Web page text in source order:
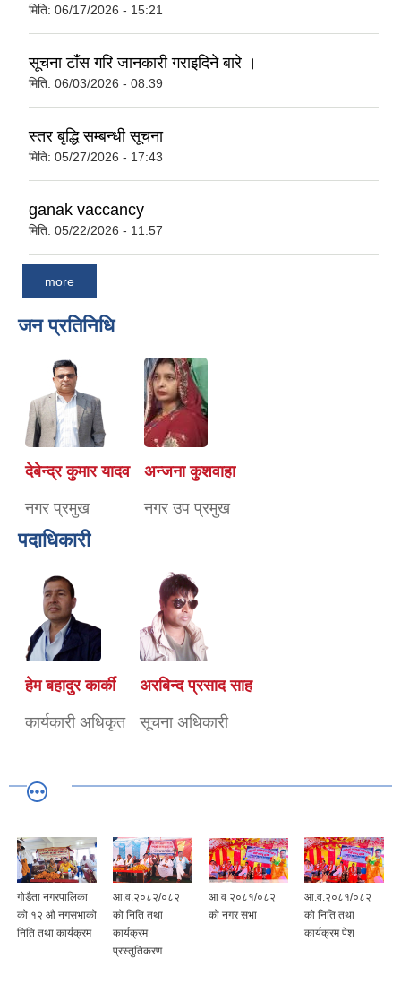
मिति: 06/17/2026 - 15:21
सूचना टाँस गरि जानकारी गराइदिने बारे ।
मिति: 06/03/2026 - 08:39
स्तर बृद्धि सम्बन्धी सूचना
मिति: 05/27/2026 - 17:43
ganak vaccancy
मिति: 05/22/2026 - 11:57
more
जन प्रतिनिधि
देबेन्द्र कुमार यादव
नगर प्रमुख
अन्जना कुशवाहा
नगर उप प्रमुख
पदाधिकारी
हेम बहादुर कार्की
कार्यकारी अधिकृत
अरबिन्द प्रसाद साह
सूचना अधिकारी
गोडैता नगरपालिका
को १२ औ नगसभाको
निति तथा कार्यक्रम
आ.व.२०८२/०८२
को निति तथा
कार्यक्रम
प्रस्तुतिकरण
आ व २०८१/०८२
को नगर सभा
आ.व.२०८१/०८२
को निति तथा
कार्यक्रम पेश